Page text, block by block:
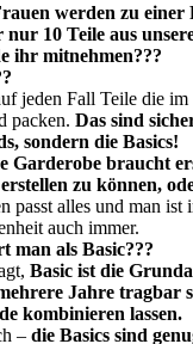
werden zu einer
10 Teile aus
ihr mitnehmen???
jeden Fall Teile die im
packen. Das sind
sondern die Basics!
Garderobe braucht
zu können,
passt alles und man ist
auch immer.
man als Basic???
Basic ist die
Jahre tragbar
kombinieren lassen.
– die Basics sind